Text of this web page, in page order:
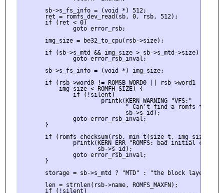
       sb->s_fs_info = (void *) 512;
       ret = romfs_dev_read(sb, 0, rsb, 512);
       if (ret < 0)
               goto error_rsb;
       img_size = be32_to_cpu(rsb->size);
       if (sb->s_mtd && img_size > sb->s_mtd->size)
               goto error_rsb_inval;
       sb->s_fs_info = (void *) img_size;
if (rsb->word0 != ROMSB_WORD0 || rsb->word1 !=
           img_size < ROMFH_SIZE) {
               if (!silent)
                       printk(KERN_WARNING "VFS:"
" Can't find a romfs
                              sb->s_id);
               goto error_rsb_inval;
       }
if (romfs_checksum(rsb, min_t(size_t, img_size,
printk(KERN_ERR "ROMFS: bad initial
                      sb->s_id);
               goto error_rsb_inval;
       }
       storage = sb->s_mtd ? "MTD" : "the block layer";
       len = strnlen(rsb->name, ROMFS_MAXFN);
       if (!silent)